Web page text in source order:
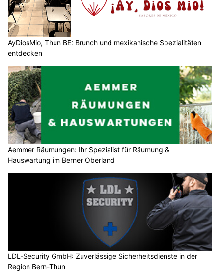
AyDiosMio, Thun BE: Brunch und mexikanische Spezialitäten
entdecken
Aemmer Räumungen: Ihr Spezialist für Räumung &
Hauswartung im Berner Oberland
LDL-Security GmbH: Zuverlässige Sicherheitsdienste in der
Region Bern-Thun